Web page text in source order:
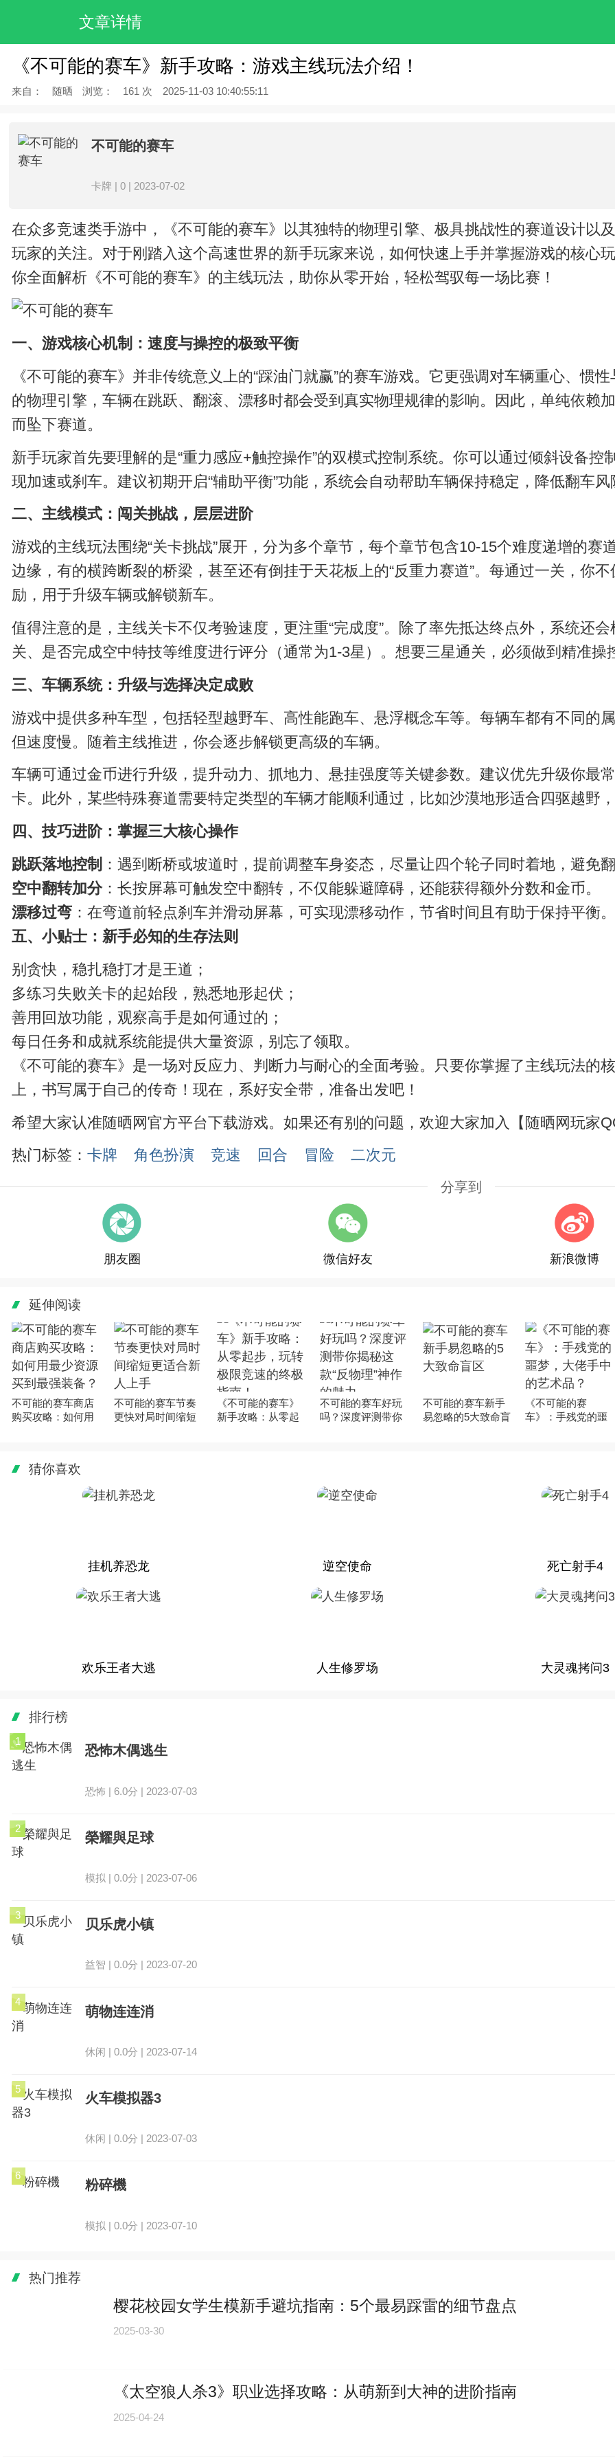
文章详情
《不可能的赛车》新手攻略：游戏主线玩法介绍！
来自： 随晒 浏览： 161 次 2025-11-03 10:40:55:11
不可能的赛车
卡牌 | 0 | 2023-07-02
在众多竞速类手游中，《不可能的赛车》以其独特的物理引擎、极具挑战性的赛道设计以
玩家的关注。对于刚踏入这个高速世界的新手玩家来说，如何快速上手并掌握游戏的核心
你全面解析《不可能的赛车》的主线玩法，助你从零开始，轻松驾驭每一场比赛！
一、游戏核心机制：速度与操控的极致平衡
《不可能的赛车》并非传统意义上的“踩油门就赢”的赛车游戏。它更强调对车辆重心、惯
的物理引擎，车辆在跳跃、翻滚、漂移时都会受到真实物理规律的影响。因此，单纯依赖
而坠下赛道。
新手玩家首先要理解的是“重力感应+触控操作”的双模式控制系统。你可以通过倾斜设备
现加速或刹车。建议初期开启“辅助平衡”功能，系统会自动帮助车辆保持稳定，降低翻车风
二、主线模式：闯关挑战，层层进阶
游戏的主线玩法围绕“关卡挑战”展开，分为多个章节，每个章节包含10-15个难度递增的
边缘，有的横跨断裂的桥梁，甚至还有倒挂于天花板上的“反重力赛道”。每通过一关，你
励，用于升级车辆或解锁新车。
值得注意的是，主线关卡不仅考验速度，更注重“完成度”。除了率先抵达终点外，系统还
关、是否完成空中特技等维度进行评分（通常为1-3星）。想要三星通关，必须做到精准操
三、车辆系统：升级与选择决定成败
游戏中提供多种车型，包括轻型越野车、高性能跑车、悬浮概念车等。每辆车都有不同的
但速度慢。随着主线推进，你会逐步解锁更高级的车辆。
车辆可通过金币进行升级，提升动力、抓地力、悬挂强度等关键参数。建议优先升级你最
卡。此外，某些特殊赛道需要特定类型的车辆才能顺利通过，比如沙漠地形适合四驱越野
四、技巧进阶：掌握三大核心操作
跳跃落地控制 ：遇到断桥或坡道时，提前调整车身姿态，尽量让四个轮子同时着地，避免
空中翻转加分：长按屏幕可触发空中翻转，不仅能躲避障碍，还能获得额外分数和金币。
漂移过弯：在弯道前轻点刹车并滑动屏幕，可实现漂移动作，节省时间且有助于保持平衡。
五、小贴士：新手必知的生存法则
别贪快，稳扎稳打才是王道；
多练习失败关卡的起始段，熟悉地形起伏；
善用回放功能，观察高手是如何通过的；
每日任务和成就系统能提供大量资源，别忘了领取。
《不可能的赛车》是一场对反应力、判断力与耐心的全面考验。只要你掌握了主线玩法的
上，书写属于自己的传奇！现在，系好安全带，准备出发吧！
希望大家认准随晒网官方平台下载游戏。如果还有别的问题，欢迎大家加入【随晒网玩家
热门标签： 卡牌 角色扮演 竞速 回合 冒险 二次元
分享到
朋友圈 微信好友 新浪微博
延伸阅读
不可能的赛车商店
购买攻略：如何用
不可能的赛车节奏
更快对局时间缩短
《不可能的赛车》
新手攻略：从零起
不可能的赛车好玩
吗？深度评测带你
不可能的赛车新手
易忽略的5大致命盲
《不可能的赛
车》：手残党的噩
猜你喜欢
挂机养恐龙 逆空使命 死亡射手4
欢乐王者大逃 人生修罗场 大灵魂拷问3
排行榜
1
恐怖木偶逃生
恐怖 | 6.0分 | 2023-07-03
2
榮耀與足球
模拟 | 0.0分 | 2023-07-06
3
贝乐虎小镇
益智 | 0.0分 | 2023-07-20
4
萌物连连消
休闲 | 0.0分 | 2023-07-14
5
火车模拟器3
休闲 | 0.0分 | 2023-07-03
6
粉碎機
模拟 | 0.0分 | 2023-07-10
热门推荐
樱花校园女学生模新手避坑指南：5个最易踩雷的细节盘点
2025-03-30
《太空狼人杀3》职业选择攻略：从萌新到大神的进阶指南
2025-04-24